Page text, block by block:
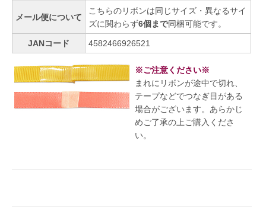
メール便について
こちらのリボンは同じサイズ・異なるサイ
ズに関わらず6個まで同梱可能です。
JANコード 4582466926521
※ご注意ください※
まれにリボンが途中で切れ、
テープなどでつなぎ目がある
場合がございます。あらかじ
めご了承の上ご購入くださ
い。